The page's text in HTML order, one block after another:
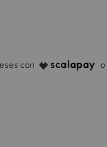
con
o